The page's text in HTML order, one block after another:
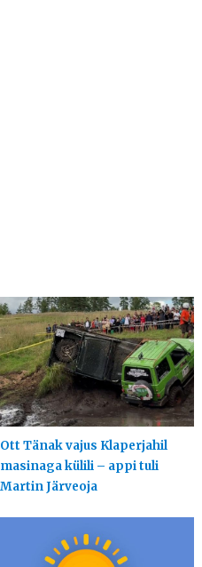
Ott Tänak vajus Klaperjahil
masinaga külili – appi tuli
Martin Järveoja